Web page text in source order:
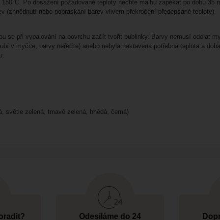
Po dosažení požadované teploty nechte malbu zapékat po dobu
nebo popraskání barev vlivem překročení předepsané teploty).
se při vypalování na povrchu začít tvořit bublinky. Barvy nemusí odolat
v myčce, barvy neřeďte) anebo nebyla nastavena potřebná teplota a
světle zelená, tmavě zelená, hnědá, černá)
Odesíláme do 24